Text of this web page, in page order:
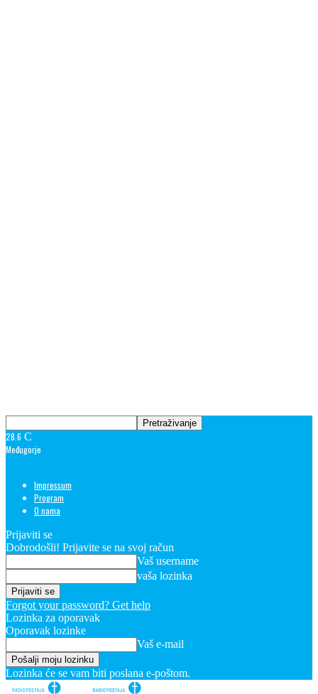
28.6 C
Međugorje
Impressum
Program
O nama
Prijaviti se
Dobrodošli! Prijavite se na svoj račun
Vaš username
vaša lozinka
Forgot your password? Get help
Lozinka za oporavak
Oporavak lozinke
Vaš e-mail
Lozinka će se vam biti poslana e-poštom.